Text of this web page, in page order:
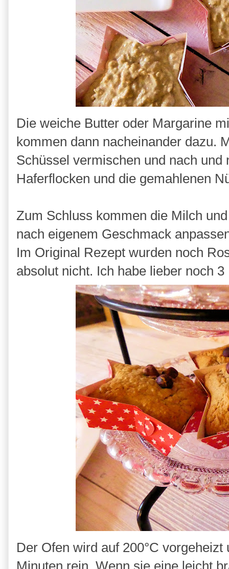
Die weiche Butter oder Margarine
kommen dann nacheinander dazu.
Schüssel vermischen und nach
Haferflocken und die gemahlenen
Zum Schluss kommen die Milch
nach eigenem Geschmack
Im Original Rezept wurden noch
absolut nicht. Ich habe lieber noch
Der Ofen wird auf 200°C